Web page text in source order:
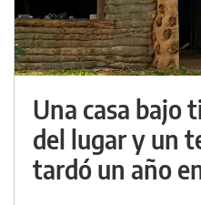
Una casa bajo
del lugar y un
tardó un año